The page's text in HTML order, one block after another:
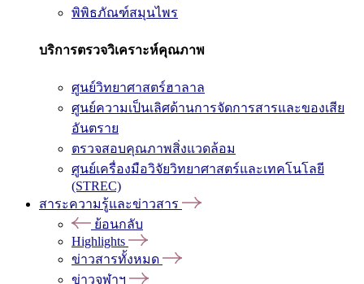
พิพิธภัณฑ์สมุนไพร
บริการตรวจวิเคราะห์คุณภาพ
ศูนย์วิทยาศาสตร์ฮาลาล
ศูนย์ความเป็นเลิศด้านการจัดการสารและของเสีย
อันตราย
ตรวจสอบคุณภาพสิ่งแวดล้อม
ศูนย์เครื่องมือวิจัยวิทยาศาสตร์และเทคโนโลยี
(STREC)
สาระความรู้และข่าวสาร
ย้อนกลับ
Highlights
ข่าวสารทั้งหมด
ข่าวจุฬาฯ